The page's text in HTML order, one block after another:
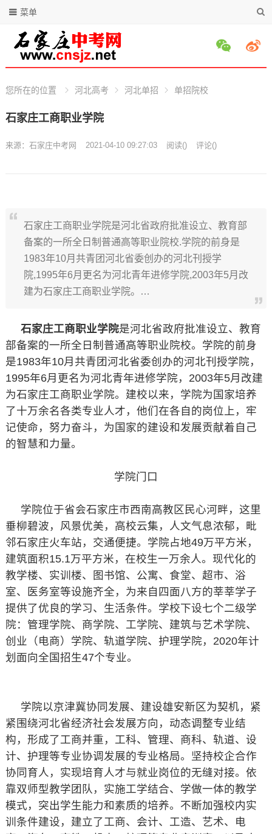
菜单
您所在的位置 河北高考 河北单招 单招院校
石家庄工商职业学院
来源： 石家庄中考网 2021-04-10 09:27:03 阅读() 评论()
石家庄工商职业学院是河北省政府批准设立、教育部
备案的一所全日制普通高等职业院校.学院的前身是
1983年10月共青团河北省委创办的河北刊授学
院,1995年6月更名为河北青年进修学院,2003年5月改
建为石家庄工商职业学院。…
石家庄工商职业学院是河北省政府批准设立、教育
部备案的一所全日制普通高等职业院校。学院的前身
是1983年10月共青团河北省委创办的河北刊授学院，
1995年6月更名为河北青年进修学院，2003年5月改建
为石家庄工商职业学院。建校以来，学院为国家培养
了十万余名各类专业人才，他们在各自的岗位上，牢
记使命，努力奋斗，为国家的建设和发展贡献着自己
的智慧和力量。
学院门口
学院位于省会石家庄市西南高教区民心河畔，这里
垂柳碧波，风景优美，高校云集，人文气息浓郁，毗
邻石家庄火车站，交通便捷。学院占地49万平方米，
建筑面积15.1万平方米，在校生一万余人。现代化的
教学楼、实训楼、图书馆、公寓、食堂、超市、浴
室、医务室等设施齐全，为来自四面八方的莘莘学子
提供了优良的学习、生活条件。学校下设七个二级学
院：管理学院、商学院、工学院、建筑与艺术学院、
创业（电商）学院、轨道学院、护理学院，2020年计
划面向全国招生47个专业。
学院以京津冀协同发展、建设雄安新区为契机，紧
紧围绕河北省经济社会发展方向，动态调整专业结
构，形成了工商并重，工科、管理、商科、轨道、设
计、护理等专业协调发展的专业格局。坚持校企合作
协同育人，实现培育人才与就业岗位的无缝对接。依
靠双师型教学团队，实施工学结合、学做一体的教学
模式，突出学生能力和素质的培养。不断加强校内实
训条件建设，建立了工商、会计、工造、艺术、电